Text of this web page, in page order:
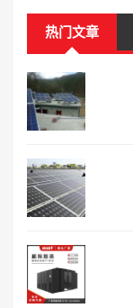
热门文章